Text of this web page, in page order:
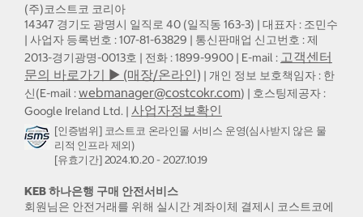
(주)코스트코 코리아
14347 경기도 광명시 일직로 40 (일직동 163-3) | 대표자 : 조민수
| 사업자 등록번호 : 107-81-63829 | 통신판매업 신고번호 : 제
2013-경기광명-0013호 | 전화 : 1899-9900 | E-mail : 고객센터
문의 바로가기 ▶ (매장/온라인) | 개인 정보 보호책임자 : 한
신(E-mail :webmanager@costcokr.com) | 호스팅제공자 :
Google Ireland Ltd. | 사업자정보확인
[인증범위] 코스트코 온라인몰 서비스 운영(심사받지 않은 물
리적 인프라 제외)
[유효기간] 2024.10.20 - 2027.10.19
KEB 하나은행 구매 안전서비스
회원님은 안전거래를 위해 실시간 계좌이체 결제시 코스트코에